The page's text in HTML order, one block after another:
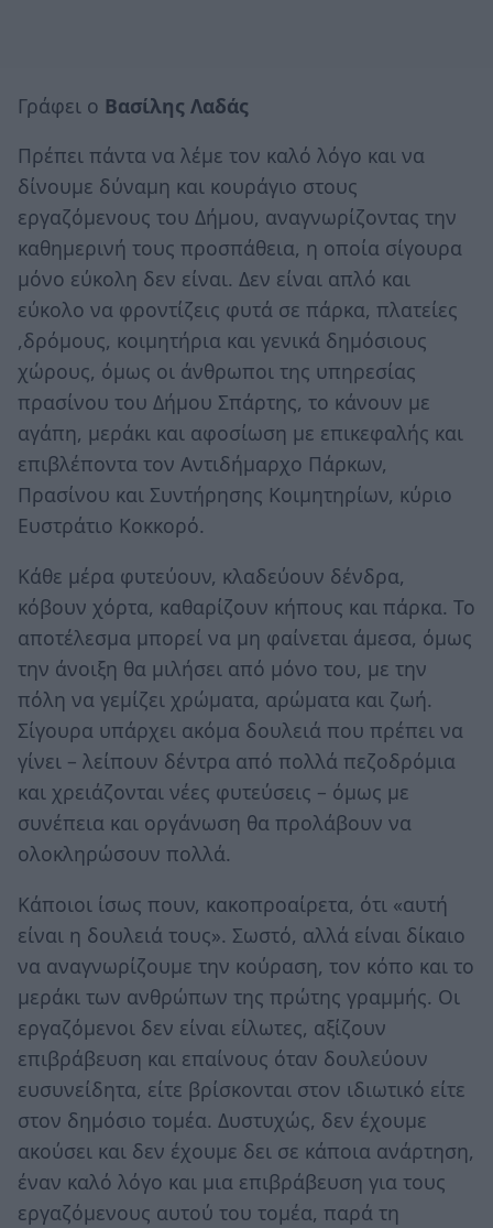
Γράφει ο Βασίλης Λαδάς
Πρέπει πάντα να λέμε τον καλό λόγο και να
δίνουμε δύναμη και κουράγιο στους
εργαζόμενους του Δήμου, αναγνωρίζοντας την
καθημερινή τους προσπάθεια, η οποία σίγουρα
μόνο εύκολη δεν είναι. Δεν είναι απλό και
εύκολο να φροντίζεις φυτά σε πάρκα, πλατείες
,δρόμους, κοιμητήρια και γενικά δημόσιους
χώρους, όμως οι άνθρωποι της υπηρεσίας
πρασίνου του Δήμου Σπάρτης, το κάνουν με
αγάπη, μεράκι και αφοσίωση με επικεφαλής και
επιβλέποντα τον Αντιδήμαρχο Πάρκων,
Πρασίνου και Συντήρησης Κοιμητηρίων, κύριο
Ευστράτιο Κοκκορό.
Κάθε μέρα φυτεύουν, κλαδεύουν δένδρα,
κόβουν χόρτα, καθαρίζουν κήπους και πάρκα. Το
αποτέλεσμα μπορεί να μη φαίνεται άμεσα, όμως
την άνοιξη θα μιλήσει από μόνο του, με την
πόλη να γεμίζει χρώματα, αρώματα και ζωή.
Σίγουρα υπάρχει ακόμα δουλειά που πρέπει να
γίνει – λείπουν δέντρα από πολλά πεζοδρόμια
και χρειάζονται νέες φυτεύσεις – όμως με
συνέπεια και οργάνωση θα προλάβουν να
ολοκληρώσουν πολλά.
Κάποιοι ίσως πουν, κακοπροαίρετα, ότι «αυτή
είναι η δουλειά τους». Σωστό, αλλά είναι δίκαιο
να αναγνωρίζουμε την κούραση, τον κόπο και το
μεράκι των ανθρώπων της πρώτης γραμμής. Οι
εργαζόμενοι δεν είναι είλωτες, αξίζουν
επιβράβευση και επαίνους όταν δουλεύουν
ευσυνείδητα, είτε βρίσκονται στον ιδιωτικό είτε
στον δημόσιο τομέα. Δυστυχώς, δεν έχουμε
ακούσει και δεν έχουμε δει σε κάποια ανάρτηση,
έναν καλό λόγο και μια επιβράβευση για τους
εργαζόμενους αυτού του τομέα, παρά τη